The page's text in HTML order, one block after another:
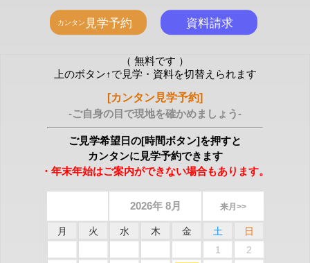
（ 無料です ）
上のボタン↑で見学・資料を切替えられます
[カンタン見学予約]
-ご自身の目で現地を確かめましょう-
ご見学希望日の[時間ボタン]を押すと
カンタンに見学予約できます
・年末年始はご案内ができない場合もあります。
2026年 8月 来月>>
月 火 水 木 金 土
日
1
2